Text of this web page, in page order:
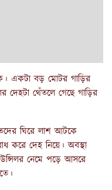
একটা বড় মোটর গাড়ির
দেহটা থেঁতলে গেছে গাড়ির
ঘিরে লাশ আটকে
করে দেহ নিয়ে। অবস্থা
নেমে পড়ে আসরে